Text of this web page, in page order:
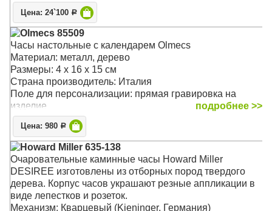
Цена: 24`100 Р
Olmecs 85509
Часы настольные с календарем Olmecs
Материал: металл, дерево
Размеры: 4 х 16 х 15 см
Страна производитель: Италия
Поле для персонализации: прямая гравировка на
изделие
подробнее >>
Цена: 980 Р
Howard Miller 635-138
Очаровательные каминные часы Howard Miller
DESIREE изготовлены из отборных пород твердого
дерева. Корпус часов украшают резные аппликации в
виде лепестков и розеток.
Механизм: Кварцевый (Kieninger, Германия)